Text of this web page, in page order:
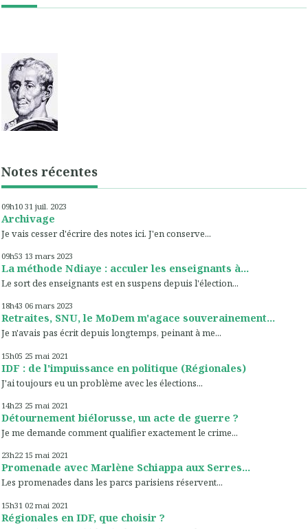
Notes récentes
09h10 31 juil. 2023
Archivage
Je vais cesser d'écrire des notes ici. J'en conserve...
09h53 13 mars 2023
La méthode Ndiaye : acculer les enseignants à...
Le sort des enseignants est en suspens depuis l'élection...
18h43 06 mars 2023
Retraites, SNU, le MoDem m'agace souverainement...
Je n'avais pas écrit depuis longtemps, peinant à me...
15h05 25 mai 2021
IDF : de l'impuissance en politique (Régionales)
J'ai toujours eu un problème avec les élections...
14h23 25 mai 2021
Détournement biélorusse, un acte de guerre ?
Je me demande comment qualifier exactement le crime...
23h22 15 mai 2021
Promenade avec Marlène Schiappa aux Serres...
Les promenades dans les parcs parisiens réservent...
15h31 02 mai 2021
Régionales en IDF, que choisir ?